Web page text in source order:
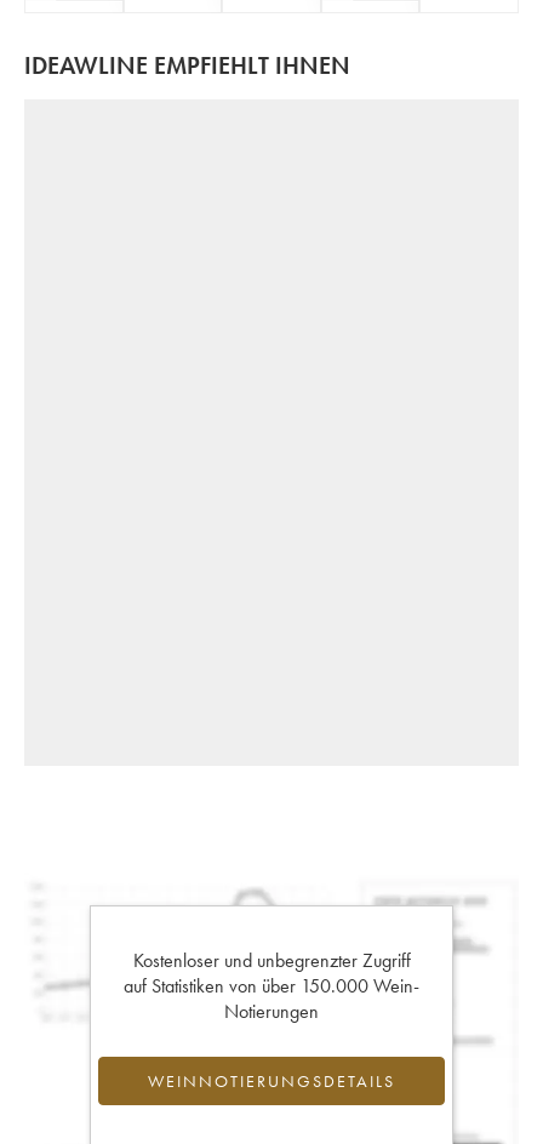
IDEAWLINE EMPFIEHLT IHNEN
Kostenloser und unbegrenzter Zugriff
auf Statistiken von über 150.000 Wein-
Notierungen
WEINNOTIERUNGSDETAILS